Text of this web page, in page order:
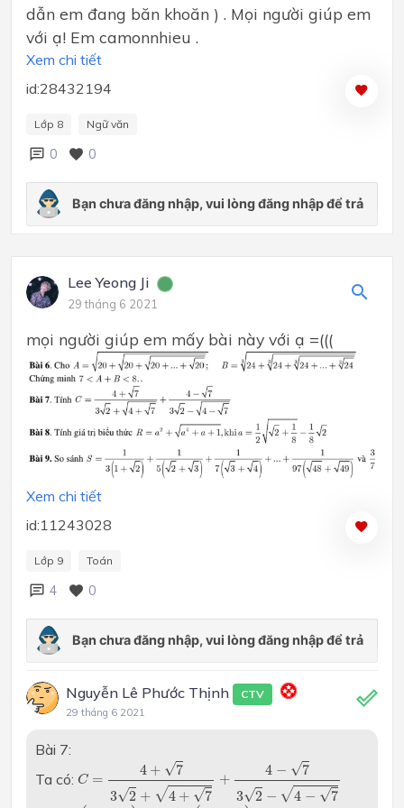
dẫn em đang băn khoăn ) . Mọi người giúp em
với ạ! Em camonnhieu .
Xem chi tiết
id:28432194
Lớp 8 Ngữ văn
0 0
Lee Yeong Ji
29 tháng 6 2021
mọi người giúp em mấy bài này với ạ =(((
Xem chi tiết
id:11243028
Lớp 9 Toán
4 0
Nguyễn Lê Phước Thịnh CTV
29 tháng 6 2021
Bài 7:
Ta có: C =
4 + √7
3√2 + √4 + √7
+
4 − √7
3√2 − √4 − √7
+ 7+